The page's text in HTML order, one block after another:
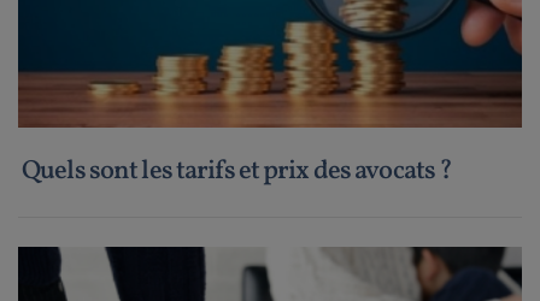
Quels sont les tarifs et prix des avocats ?